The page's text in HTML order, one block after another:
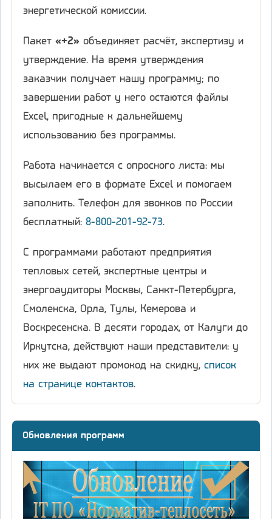
энергетической комиссии.
Пакет «+2» объединяет расчёт, экспертизу и
утверждение. На время утверждения
заказчик получает нашу программу; по
завершении работ у него остаются файлы
Excel, пригодные к дальнейшему
использованию без программы.
Работа начинается с опросного листа: мы
высылаем его в формате Excel и помогаем
заполнить. Телефон для звонков по России
бесплатный: 8-800-201-92-73.
С программами работают предприятия
тепловых сетей, экспертные центры и
энергоаудиторы Москвы, Санкт-Петербурга,
Смоленска, Орла, Тулы, Кемерова и
Воскресенска. В десяти городах, от Калуги до
Иркутска, действуют наши представители: у
них же выдают промокод на скидку, список
на странице контактов.
Обновления программ